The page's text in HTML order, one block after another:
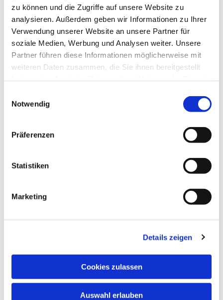
zu können und die Zugriffe auf unsere Website zu
analysieren. Außerdem geben wir Informationen zu Ihrer
Verwendung unserer Website an unsere Partner für
soziale Medien, Werbung und Analysen weiter. Unsere
Partner führen diese Informationen möglicherweise mit
weiteren Daten zusammen, die Sie ihnen bereitgestellt
Notwendig
Präferenzen
Statistiken
Marketing
Details zeigen
Cookies zulassen
Auswahl erlauben